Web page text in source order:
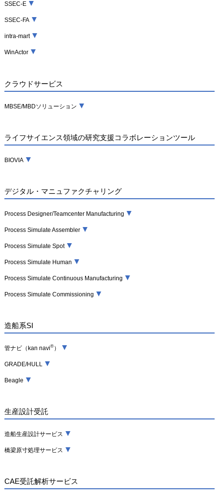
SSEC-E
SSEC-FA
intra-mart
WinActor
クラウドサービス
MBSE/MBDソリューション
ライフサイエンス領域の研究支援コラボレーションツール
BIOVIA
デジタル・マニュファクチャリング
Process Designer/Teamcenter Manufacturing
Process Simulate Assembler
Process Simulate Spot
Process Simulate Human
Process Simulate Continuous Manufacturing
Process Simulate Commissioning
造船系SI
管ナビ（kan navi®）
GRADE/HULL
Beagle
生産設計受託
造船生産設計サービス
橋梁原寸処理サービス
CAE受託解析サービス